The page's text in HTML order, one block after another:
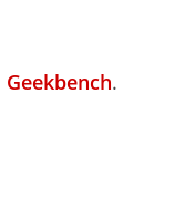
Geekbench.